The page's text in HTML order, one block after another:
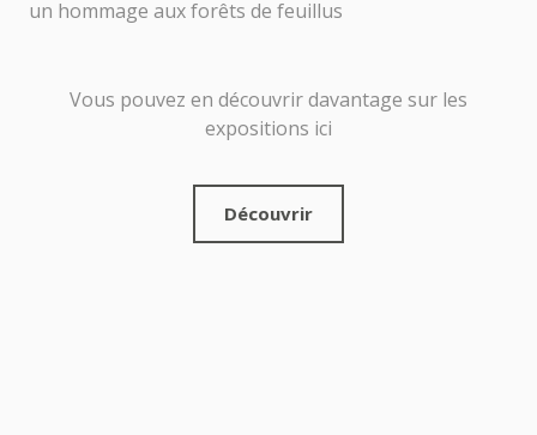
un hommage aux forêts de feuillus
Vous pouvez en découvrir davantage sur les
expositions ici
Découvrir